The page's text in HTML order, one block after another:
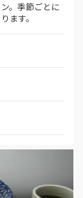
。季節ごとに
ます。